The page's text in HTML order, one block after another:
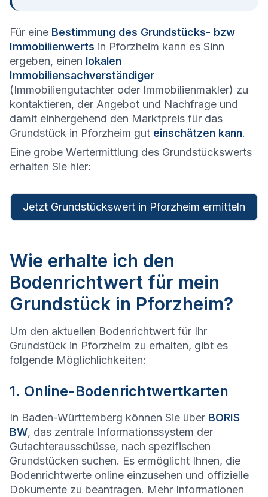
Für eine Bestimmung des Grundstücks- bzw
Immobilienwerts in Pforzheim kann es Sinn
ergeben, einen lokalen
Immobiliensachverständiger
(Immobiliengutachter oder Immobilienmakler) zu
kontaktieren, der Angebot und Nachfrage und
damit einhergehend den Marktpreis für das
Grundstück in Pforzheim gut einschätzen kann.
Eine grobe Wertermittlung des Grundstückswerts
erhalten Sie hier:
Jetzt Grundstückswert in Pforzheim ermitteln
Wie erhalte ich den
Bodenrichtwert für mein
Grundstück in Pforzheim?
Um den aktuellen Bodenrichtwert für Ihr
Grundstück in Pforzheim zu erhalten, gibt es
folgende Möglichlichkeiten:
1. Online-Bodenrichtwertkarten
In Baden-Württemberg können Sie über BORIS
BW, das zentrale Informationssystem der
Gutachterausschüsse, nach spezifischen
Grundstücken suchen. Es ermöglicht Ihnen, die
Bodenrichtwerte online einzusehen und offizielle
Dokumente zu beantragen. Mehr Informationen